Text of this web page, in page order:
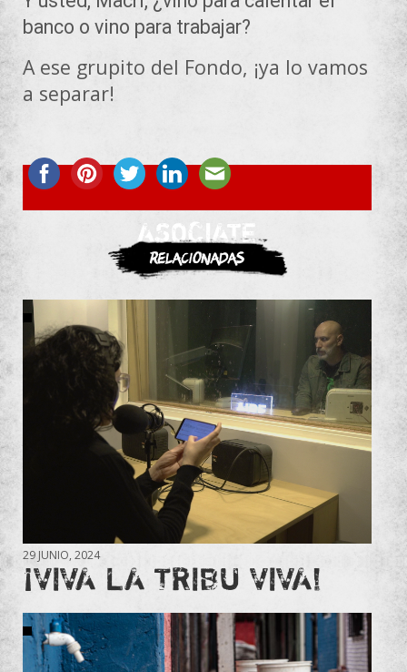
banco o vino para trabajar?
A ese grupito del Fondo, ¡ya lo vamos
a separar!
ASOCIATE
Relacionadas
29 JUNIO, 2024
¡VIVA LA TRIBU VIVA!